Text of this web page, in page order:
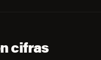
cifras